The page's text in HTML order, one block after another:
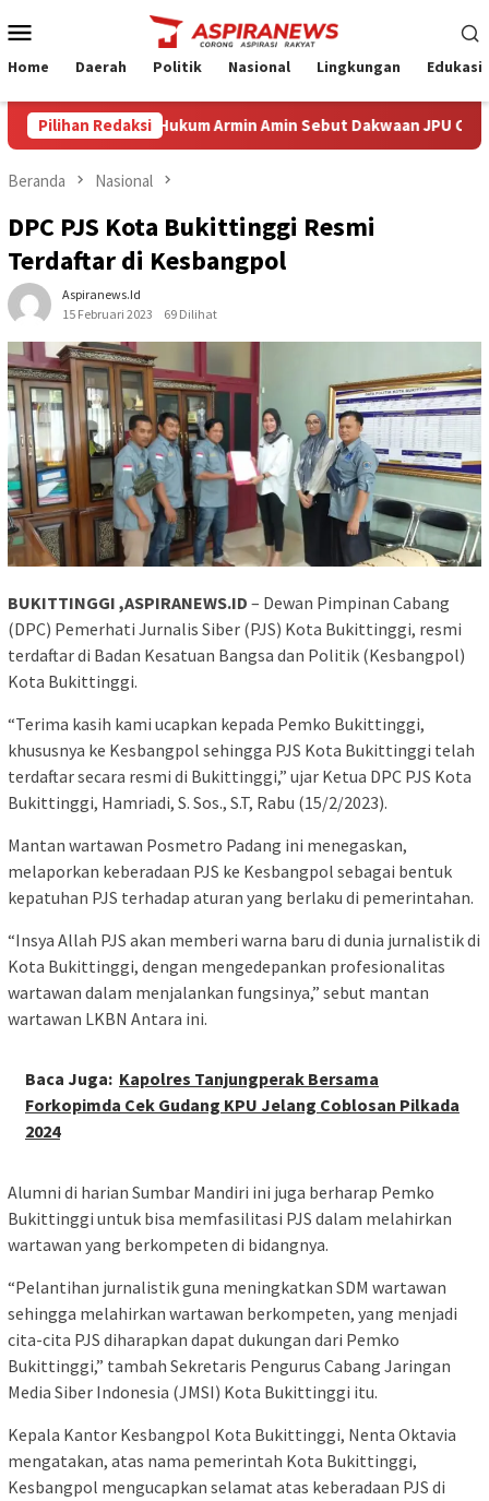
ke
Mobile
Home Daerah Politik Nasional Lingkungan Edukasi
Pilihan Redaksi
Kuasa Hukum Armin Amin Sebut Dakwaan JPU Cacat
Beranda Nasional
DPC PJS Kota Bukittinggi Resmi
Terdaftar di Kesbangpol
Aspiranews.id
15 Februari 2023
69 Dilihat
BUKITTINGGI ,ASPIRANEWS.ID – Dewan Pimpinan Cabang
(DPC) Pemerhati Jurnalis Siber (PJS) Kota Bukittinggi, resmi
terdaftar di Badan Kesatuan Bangsa dan Politik (Kesbangpol)
Kota Bukittinggi.
“Terima kasih kami ucapkan kepada Pemko Bukittinggi,
khususnya ke Kesbangpol sehingga PJS Kota Bukittinggi telah
terdaftar secara resmi di Bukittinggi,” ujar Ketua DPC PJS Kota
Bukittinggi, Hamriadi, S. Sos., S.T, Rabu (15/2/2023).
Mantan wartawan Posmetro Padang ini menegaskan,
melaporkan keberadaan PJS ke Kesbangpol sebagai bentuk
kepatuhan PJS terhadap aturan yang berlaku di pemerintahan.
“Insya Allah PJS akan memberi warna baru di dunia jurnalistik di
Kota Bukittinggi, dengan mengedepankan profesionalitas
wartawan dalam menjalankan fungsinya,” sebut mantan
wartawan LKBN Antara ini.
Baca Juga: Kapolres Tanjungperak Bersama
Forkopimda Cek Gudang KPU Jelang Coblosan Pilkada
2024
Alumni di harian Sumbar Mandiri ini juga berharap Pemko
Bukittinggi untuk bisa memfasilitasi PJS dalam melahirkan
wartawan yang berkompeten di bidangnya.
“Pelantihan jurnalistik guna meningkatkan SDM wartawan
sehingga melahirkan wartawan berkompeten, yang menjadi
cita-cita PJS diharapkan dapat dukungan dari Pemko
Bukittinggi,” tambah Sekretaris Pengurus Cabang Jaringan
Media Siber Indonesia (JMSI) Kota Bukittinggi itu.
Kepala Kantor Kesbangpol Kota Bukittinggi, Nenta Oktavia
mengatakan, atas nama pemerintah Kota Bukittinggi,
Kesbangpol mengucapkan selamat atas keberadaan PJS di